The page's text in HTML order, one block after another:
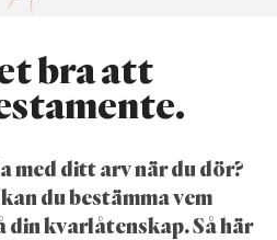
bra att
med ditt arv när du dör?
du bestämma vem
din kvarlåtenskap. Så här